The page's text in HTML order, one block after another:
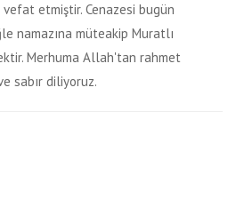
vefat etmiştir. Cenazesi bugün
namazına müteakip Muratlı
Merhuma Allah'tan rahmet
sabır diliyoruz.